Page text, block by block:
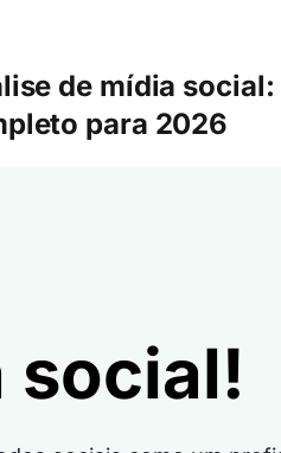
de mídia social:
para 2026
social!